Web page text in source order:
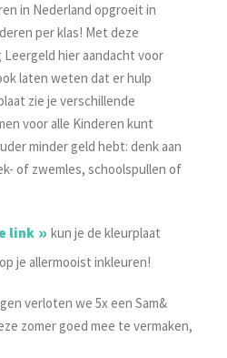
in Nederland opgroeit in
per klas! Met deze
hier aandacht voor
laten weten dat er hulp
zie je verschillende
voor alle Kinderen kunt
minder geld hebt: denk aan
of zwemles, schoolspullen of
link
kun je de kleurplaat
je allermooist inkleuren!
verloten we 5x een Sam&
zomer goed mee te vermaken,